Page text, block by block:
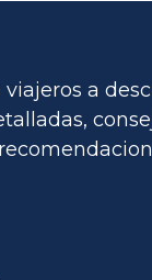
viajeros a